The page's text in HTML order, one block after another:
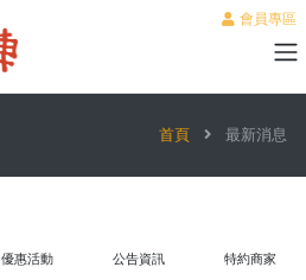
會員專區
首頁 最新消息
優惠活動 公告資訊 特約商家